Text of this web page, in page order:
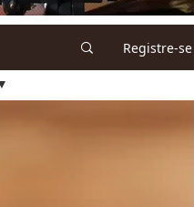
Registre-se